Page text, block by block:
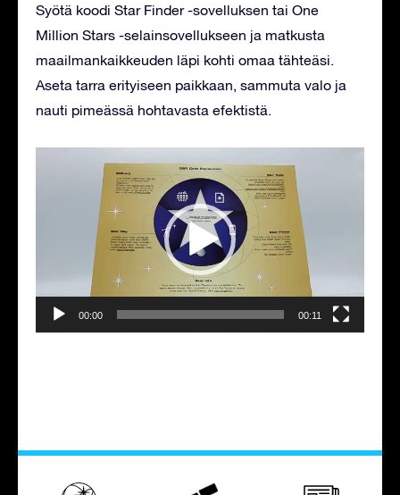
Syötä koodi Star Finder -sovelluksen tai One
Million Stars -selainsovellukseen ja matkusta
maailmankaikkeuden läpi kohti omaa tähteäsi.
Aseta tarra erityiseen paikkaan, sammuta valo ja
nauti pimeässä hohtavasta efektistä.
00:00 00:11